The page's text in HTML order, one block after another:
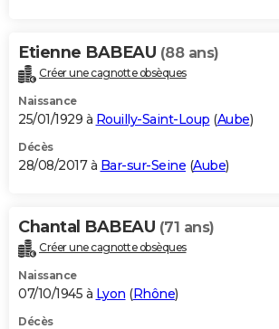
Etienne BABEAU (88 ans)
Créer une cagnotte obsèques
Naissance
25/01/1929 à Rouilly-Saint-Loup (Aube)
Décès
28/08/2017 à Bar-sur-Seine (Aube)
Chantal BABEAU (71 ans)
Créer une cagnotte obsèques
Naissance
07/10/1945 à Lyon (Rhône)
Décès